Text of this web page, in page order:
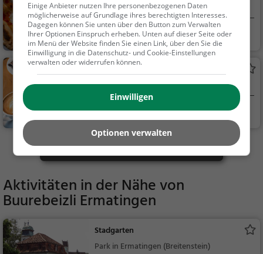
Italienisches Restaurant in Mannenbach-
Salenstein
Mannenbach-Sale
nstei...
Restaurant, Italie
nisch, Pizza, Europäis
ch, Mittagessen, Abe
ndessen, Vegetarisc
h, Mediterran
Café in Mannenbach-Salenstein
Mannenbach-Sale
Café, Kaffee / Kuc
hen, Frühstück, Gebä
Mehr Gaststätten in Ermatingen finden
Aktivitäten in der Nähe von
Buurebeizli Ermatingen
Stadgarten
Park in Ermatingen (Breitenstein)
Einige Anbieter nutzen Ihre personenbezogenen Daten
möglicherweise auf Grundlage ihres berechtigten Interesses.
Dagegen können Sie unten über den Button zum Verwalten
Ihrer Optionen Einspruch erheben. Unten auf dieser Seite oder
im Menü der Website finden Sie einen Link, über den Sie die
Einwilligung in die Datenschutz- und Cookie-Einstellungen
verwalten oder widerrufen können.
Einwilligen
Optionen verwalten